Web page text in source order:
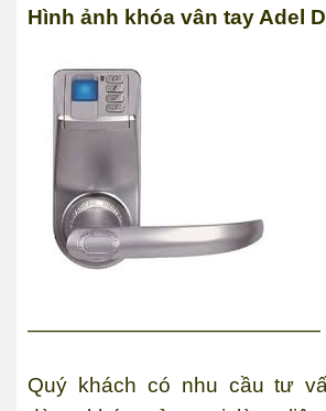
Hình ảnh khóa vân tay Adel
——————————————
Quý khách có nhu cầu tư